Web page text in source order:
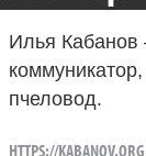
Илья Кабанов
пчеловод.
HTTPS://KABANOV.ORG